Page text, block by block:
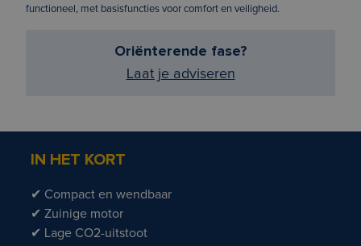
functioneel, met basisfuncties voor comfort en veiligheid.
Oriënterende fase?
Laat je adviseren
IN HET KORT
✔ Compact en wendbaar
✔ Zuinige motor
✔ Lage CO2-uitstoot